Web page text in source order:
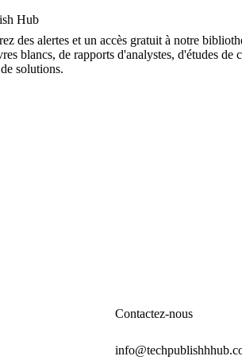
Hub
des alertes et un accès gratuit à notre
blancs, de rapports d'analystes, d'études de
solutions.
Contactez-nous